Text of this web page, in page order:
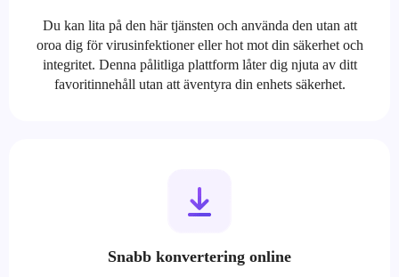
Du kan lita på den här tjänsten och använda den utan att
oroa dig för virusinfektioner eller hot mot din säkerhet och
integritet. Denna pålitliga plattform låter dig njuta av ditt
favoritinnehåll utan att äventyra din enhets säkerhet.
Snabb konvertering online